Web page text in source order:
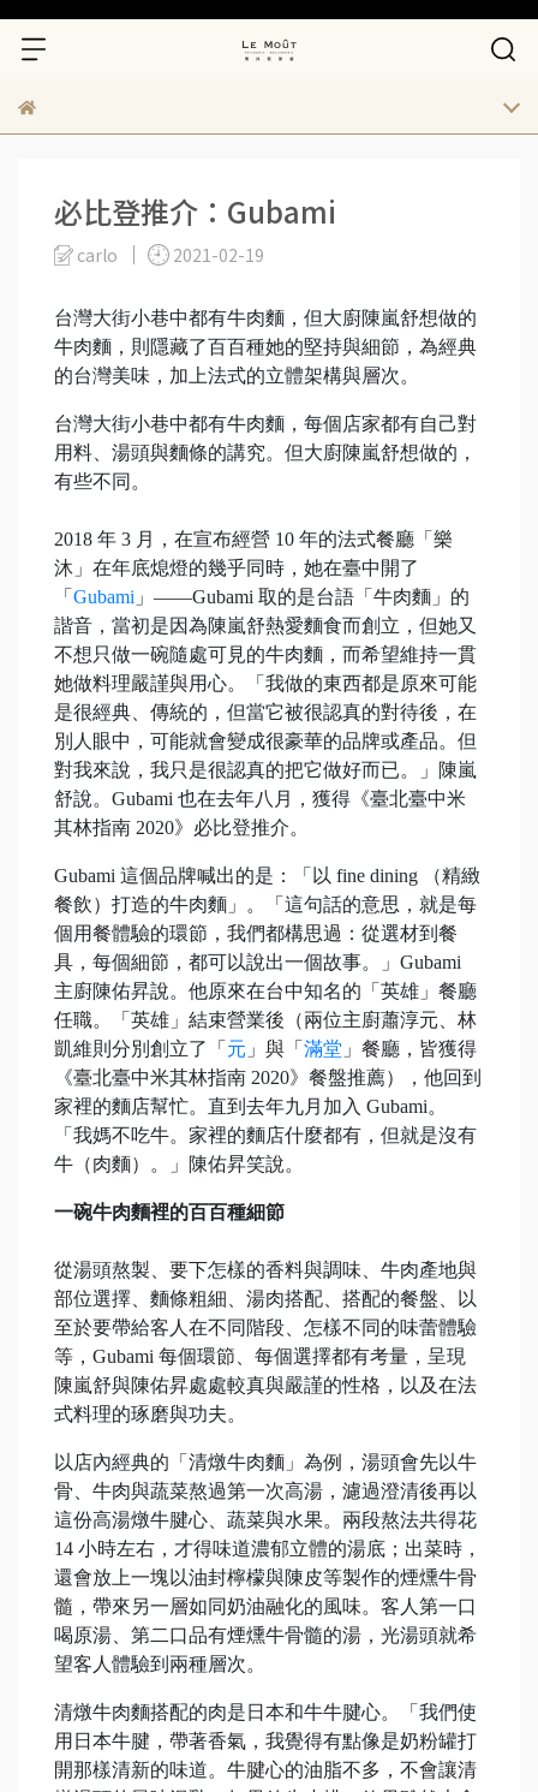
必比登推介：Gubami
carlo 2021-02-19
台灣大街小巷中都有牛肉麵，但大廚陳嵐舒想做的
牛肉麵，則隱藏了百百種她的堅持與細節，為經典
的台灣美味，加上法式的立體架構與層次。
台灣大街小巷中都有牛肉麵，每個店家都有自己對
用料、湯頭與麵條的講究。但大廚陳嵐舒想做的，
有些不同。
2018 年 3 月，在宣布經營 10 年的法式餐廳「樂
沐」在年底熄燈的幾乎同時，她在臺中開了
「 Gubami 」——Gubami 取的是台語「牛肉麵」的
諧音，當初是因為陳嵐舒熱愛麵食而創立，但她又
不想只做一碗隨處可見的牛肉麵，而希望維持一貫
她做料理嚴謹與用心。「我做的東西都是原來可能
是很經典、傳統的，但當它被很認真的對待後，在
別人眼中，可能就會變成很豪華的品牌或產品。但
對我來說，我只是很認真的把它做好而已。」陳嵐
舒說。Gubami 也在去年八月，獲得《臺北臺中米
其林指南 2020》必比登推介。
Gubami 這個品牌喊出的是：「以 fine dining （精緻
餐飲）打造的牛肉麵」。「這句話的意思，就是每
個用餐體驗的環節，我們都構思過：從選材到餐
具，每個細節，都可以說出一個故事。」Gubami
主廚陳佑昇說。他原來在台中知名的「英雄」餐廳
任職。「英雄」結束營業後（兩位主廚蕭淳元、林
凱維則分別創立了「 元 」與「 滿堂 」餐廳，皆獲得
《臺北臺中米其林指南 2020》餐盤推薦），他回到
家裡的麵店幫忙。直到去年九月加入 Gubami。
「我媽不吃牛。家裡的麵店什麼都有，但就是沒有
牛（肉麵）。」陳佑昇笑說。
一碗牛肉麵裡的百百種細節
從湯頭熬製、要下怎樣的香料與調味、牛肉產地與
部位選擇、麵條粗細、湯肉搭配、搭配的餐盤、以
至於要帶給客人在不同階段、怎樣不同的味蕾體驗
等，Gubami 每個環節、每個選擇都有考量，呈現
陳嵐舒與陳佑昇處處較真與嚴謹的性格，以及在法
式料理的琢磨與功夫。
以店內經典的「清燉牛肉麵」為例，湯頭會先以牛
骨、牛肉與蔬菜熬過第一次高湯，濾過澄清後再以
這份高湯燉牛腱心、蔬菜與水果。兩段熬法共得花
14 小時左右，才得味道濃郁立體的湯底；出菜時，
還會放上一塊以油封檸檬與陳皮等製作的煙燻牛骨
髓，帶來另一層如同奶油融化的風味。客人第一口
喝原湯、第二口品有煙燻牛骨髓的湯，光湯頭就希
望客人體驗到兩種層次。
清燉牛肉麵搭配的肉是日本和牛牛腱心。「我們使
用日本牛腱，帶著香氣，我覺得有點像是奶粉罐打
開那樣清新的味道。牛腱心的油脂不多，不會讓清